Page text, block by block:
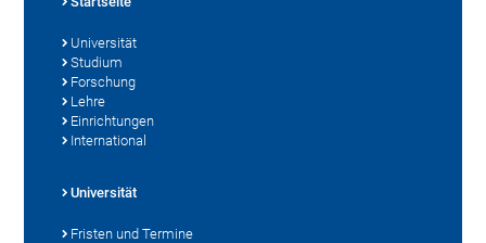
Universität
Studium
Forschung
Lehre
Einrichtungen
International
Universität
Fristen und Termine